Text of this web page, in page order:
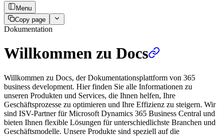
Menu
Copy page
Dokumentation
Willkommen zu Docs
Willkommen zu Docs, der Dokumentationsplattform von 365
business development. Hier finden Sie alle Informationen zu
unseren Produkten und Services, die Ihnen helfen, Ihre
Geschäftsprozesse zu optimieren und Ihre Effizienz zu steigern. Wir
sind ISV-Partner für Microsoft Dynamics 365 Business Central und
bieten Ihnen flexible Lösungen für unterschiedlichste Branchen und
Geschäftsmodelle. Unsere Produkte sind speziell auf die